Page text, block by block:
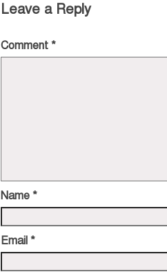
Leave a Reply
Comment *
Name *
Email *